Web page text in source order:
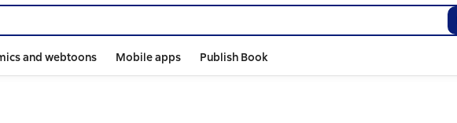
and webtoons Mobile apps Publish Book